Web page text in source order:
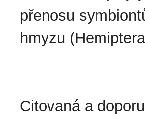
přenosu
hmyzu
Citovaná a